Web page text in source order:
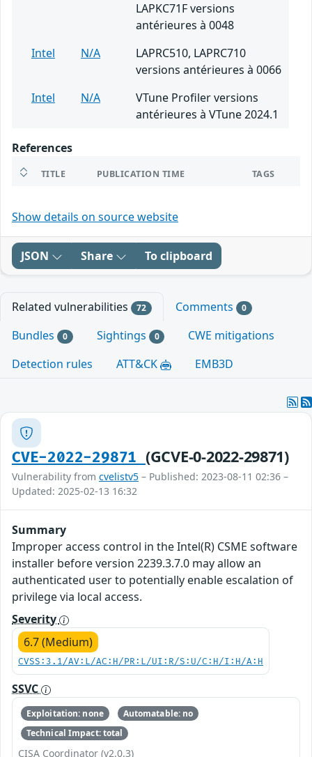
LAPKC71F versions
antérieures à 0048
Intel
N/A
LAPRC510, LAPRC710
versions antérieures à 0066
Intel
N/A
VTune Profiler versions
antérieures à VTune 2024.1
References
TITLE PUBLICATION TIME TAGS
Show details on source website
JSON Share To clipboard
Related vulnerabilities 72 Comments 0
Bundles 0 Sightings 0
CWE mitigations
Detection rules
ATT&CK EMB3D
CVE-2022-29871 (GCVE-0-2022-29871)
Vulnerability from cvelistv5 – Published: 2023-08-11 02:36 –
Updated: 2025-02-13 16:32
Summary
Improper access control in the Intel(R) CSME software
installer before version 2239.3.7.0 may allow an
authenticated user to potentially enable escalation of
privilege via local access.
Severity
6.7 (Medium)
CVSS:3.1/AV:L/AC:H/PR:L/UI:R/S:U/C:H/I:H/A:H
SSVC
Exploitation: none
Automatable: no
Technical Impact: total
CISA Coordinator (v2.0.3)